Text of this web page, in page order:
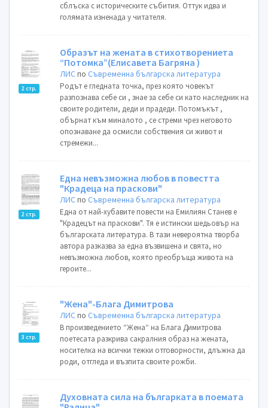
сблъска с историческите събития. Оттук идва и
голямата изненада у читателя.
2 стр.
Образът на жената в стихотворениета
“Потомка”(Елисавета Багряна )
ЛИСпоСъвременна българска литература
Родът е гледната точка, през която човекът
разпознава себе си , знае за себе си като наследник на
своите родители, деди и прадеди. Потомъкът ,
обърнат към миналото , се стреми чрез неговото
опознаване да осмисли собствения си живот и
стремежи...
2 стр.
Eдна невъзможна любов в повестта
"Крадеца на праскови"
ЛИСпоСъвременна българска литература
Една от най-хубавите повести на Емилиян Станев е
"Крадецът на праскови". Тя е истински шедьовър на
българската литература. В тази невероятна творба
автора разказва за една възвишена и свята, но
невъзможна любов, която преобръща живота на
героите...
3 стр.
"Жена"-Блага Димитрова
ЛИСпоСъвременна българска литература
В произведението “Жена“ на Блага Димитрова
поетесата разкрива сакралния образ на жената,
носителка на всички тежки отговорности, длъжна да
роди, отгледа и възпита своите рожби.
Духовната сила на българката в поемата